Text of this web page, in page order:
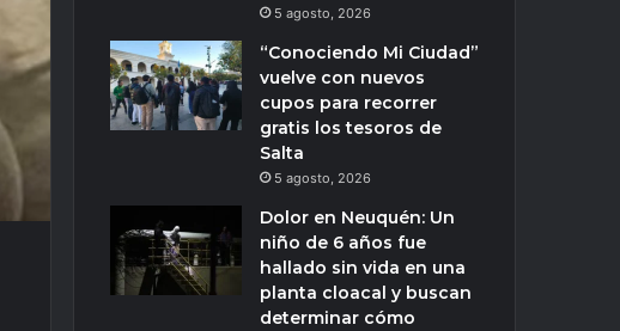
5 agosto, 2026
“Conociendo Mi Ciudad”
vuelve con nuevos
cupos para recorrer
gratis los tesoros de
Salta
5 agosto, 2026
Dolor en Neuquén: Un
niño de 6 años fue
hallado sin vida en una
planta cloacal y buscan
determinar cómo